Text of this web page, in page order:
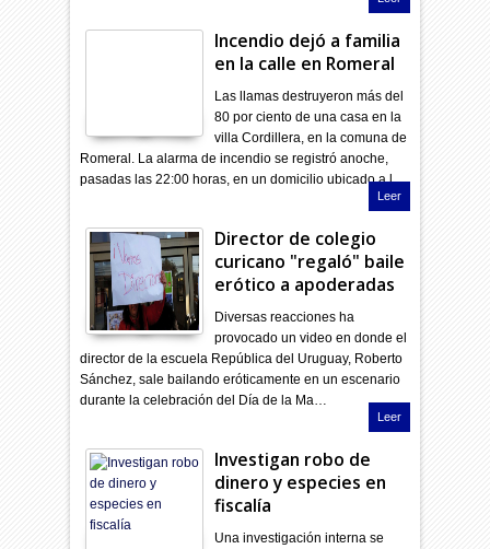
Incendio dejó a familia
en la calle en Romeral
Las llamas destruyeron más del
80 por ciento de una casa en la
villa Cordillera, en la comuna de
Romeral. La alarma de incendio se registró anoche,
pasadas las 22:00 horas, en un domicilio ubicado a l…
Leer
Director de colegio
curicano "regaló" baile
erótico a apoderadas
Diversas reacciones ha
provocado un video en donde el
director de la escuela República del Uruguay, Roberto
Sánchez, sale bailando eróticamente en un escenario
durante la celebración del Día de la Ma…
Leer
Investigan robo de
dinero y especies en
fiscalía
Una investigación interna se